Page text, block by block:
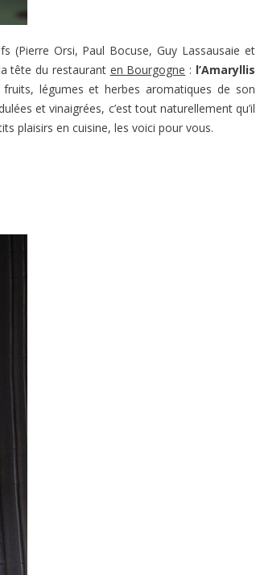
(Pierre Orsi, Paul Bocuse, Guy Lassausaie et
tête du restaurant en Bourgogne : l’Amaryllis
légumes et herbes aromatiques de son
et vinaigrées, c’est tout naturellement qu’il
plaisirs en cuisine, les voici pour vous.